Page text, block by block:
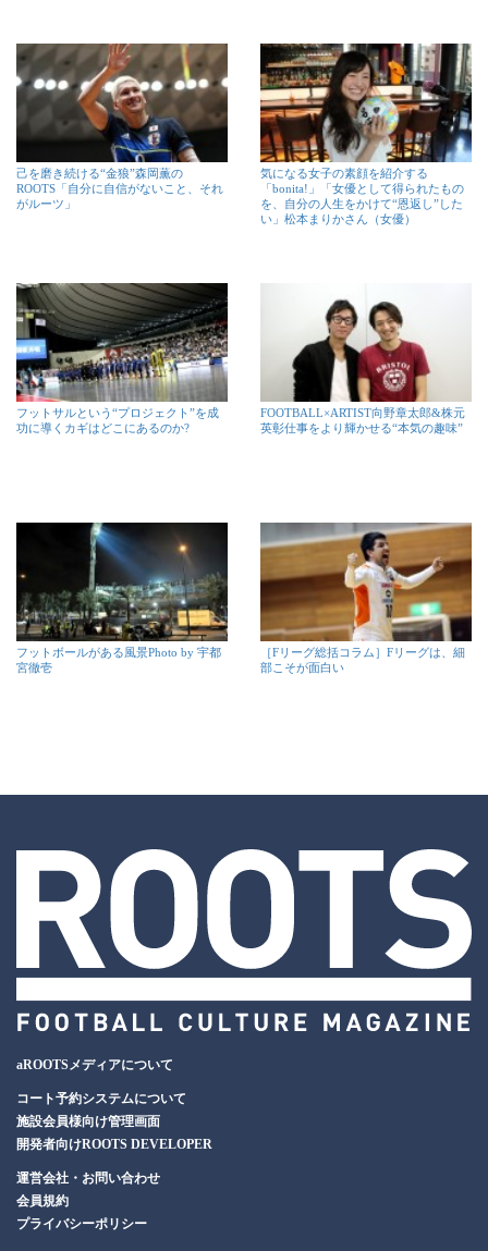
己を磨き続ける“金狼”森岡薫の
ROOTS「自分に自信がないこと、それ
がルーツ」
気になる女子の素顔を紹介する
「bonita!」「女優として得られたもの
を、自分の人生をかけて“恩返し”した
い」松本まりかさん（女優）
フットサルという“プロジェクト”を成
功に導くカギはどこにあるのか?
FOOTBALL×ARTIST向野章太郎&株元
英彰仕事をより輝かせる“本気の趣味”
フットボールがある風景Photo by 宇都
宮徹壱
［Fリーグ総括コラム］Fリーグは、細
部こそが面白い
aROOTSメディアについて
コート予約システムについて
施設会員様向け管理画面
開発者向けROOTS DEVELOPER
運営会社・お問い合わせ
会員規約
プライバシーポリシー